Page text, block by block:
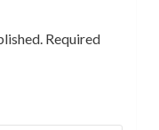
Required